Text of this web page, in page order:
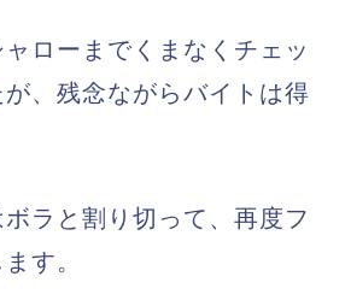
ローまでくまなくチェッ
、残念ながらバイトは得
ラと割り切って、再度フ
す。